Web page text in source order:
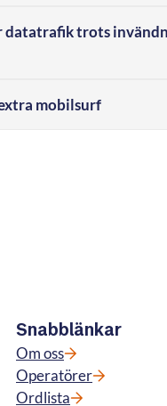
datatrafik trots
mobilsurf
Snabblänkar
Om oss
Operatörer
Ordlista